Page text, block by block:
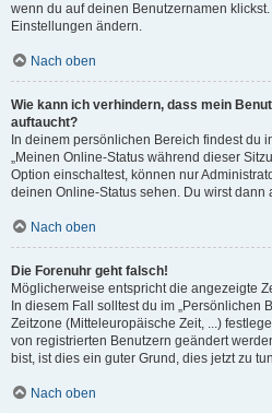
wenn du auf deinen Benutzernamen
Einstellungen ändern.
Nach oben
Wie kann ich verhindern, dass mein
auftaucht?
In deinem persönlichen Bereich findest du
„Meinen Online-Status während dieser
Option einschaltest, können nur
deinen Online-Status sehen. Du wirst
Nach oben
Die Forenuhr geht falsch!
Möglicherweise entspricht die angezeigte
In diesem Fall solltest du im „Persönlichen
Zeitzone (Mitteleuropäische Zeit, ...)
von registrierten Benutzern geändert
bist, ist dies ein guter Grund, dies jetzt zu
Nach oben